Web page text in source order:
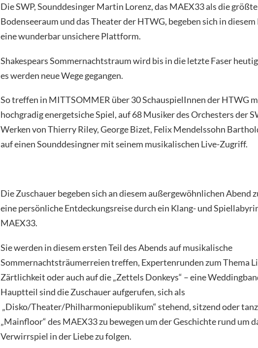
Die SWP, Sounddesinger Martin Lorenz, das MAEX33 als die
Bodenseeraum und das Theater der HTWG, begeben sich in
eine wunderbar unsichere Plattform.
Shakespears Sommernachtstraum wird bis in die letzte Faser
es werden neue Wege gegangen.
So treffen in MITTSOMMER über 30 SchauspielInnen der HTWG
hochgradig energetsiche Spiel, auf 68 Musiker des Orchesters der
Werken von Thierry Riley, George Bizet, Felix Mendelssohn
auf einen Sounddesingner mit seinem musikalischen Live-Zugriff.
Die Zuschauer begeben sich an diesem außergewöhnlichen Abend
eine persönliche Entdeckungsreise durch ein Klang- und
MAEX33.
Sie werden in diesem ersten Teil des Abends auf musikalische
Sommernachtsträumerreien treffen, Expertenrunden zum Thema
Zärtlichkeit oder auch auf die „Zettels Donkeys“ – eine
Hauptteil sind die Zuschauer aufgerufen, sich als
„Disko/Theater/Philharmoniepublikum“ stehend, sitzend oder
„Mainfloor“ des MAEX33 zu bewegen um der Geschichte rund um
Verwirrspiel in der Liebe zu folgen.